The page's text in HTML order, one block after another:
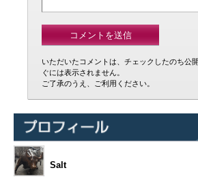
いただいたコメントは、チェックしたのち公
ぐには表示されません。
ご了承のうえ、ご利用ください。
Salt